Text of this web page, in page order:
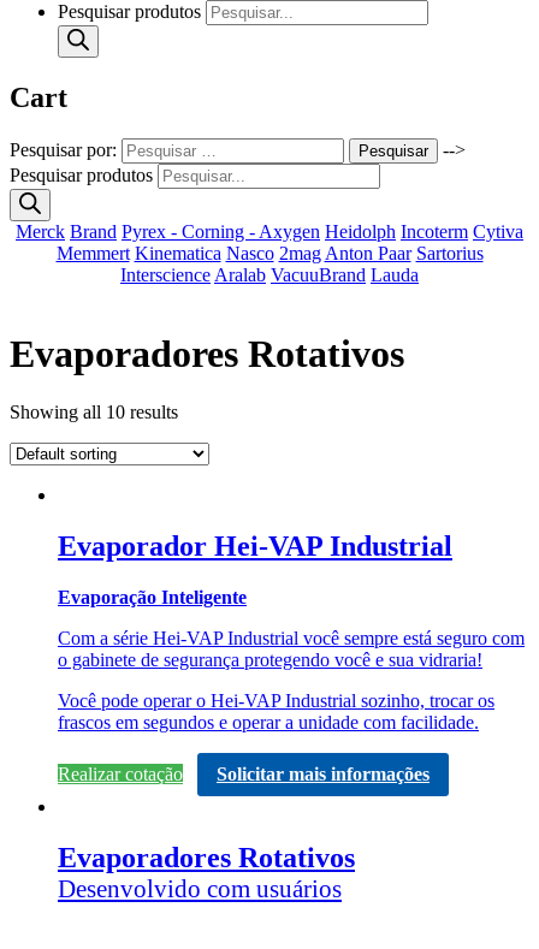
Pesquisar produtos
Cart
Pesquisar por: Pesquisar
-->
Pesquisar produtos
Merck Brand Pyrex - Corning - Axygen Heidolph Incoterm Cytiva
Memmert Kinematica Nasco 2mag Anton Paar Sartorius
Interscience Aralab VacuuBrand Lauda
Evaporadores Rotativos
Showing all 10 results
Evaporador Hei-VAP Industrial
Evaporação Inteligente
Com a série Hei-VAP Industrial você sempre está seguro com
o gabinete de segurança protegendo você e sua vidraria!
Você pode operar o Hei-VAP Industrial sozinho, trocar os
frascos em segundos e operar a unidade com facilidade.
Realizar cotação Solicitar mais informações
Evaporadores Rotativos
Desenvolvido com usuários